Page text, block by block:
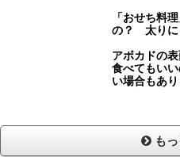
「おせち料
の？ 太りに
アボカドの
食べてもい
い場合もあり
も